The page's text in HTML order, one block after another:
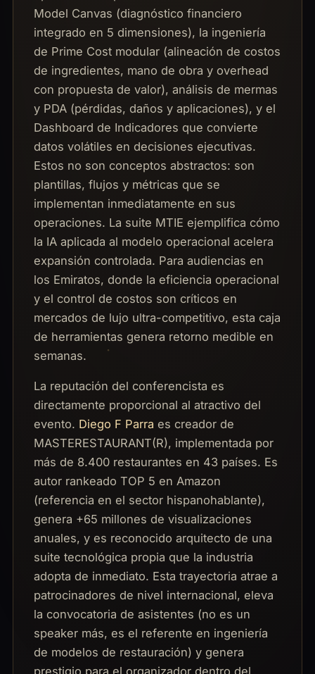
Model Canvas (diagnóstico financiero
integrado en 5 dimensiones), la ingeniería
de Prime Cost modular (alineación de costos
de ingredientes, mano de obra y overhead
con propuesta de valor), análisis de mermas
y PDA (pérdidas, daños y aplicaciones), y el
Dashboard de Indicadores que convierte
datos volátiles en decisiones ejecutivas.
Estos no son conceptos abstractos: son
plantillas, flujos y métricas que se
implementan inmediatamente en sus
operaciones. La suite MTIE ejemplifica cómo
la IA aplicada al modelo operacional acelera
expansión controlada. Para audiencias en
los Emiratos, donde la eficiencia operacional
y el control de costos son críticos en
mercados de lujo ultra-competitivo, esta caja
de herramientas genera retorno medible en
semanas.
La reputación del conferencista es
directamente proporcional al atractivo del
evento. Diego F Parra es creador de
MASTERESTAURANT(R), implementada por
más de 8.400 restaurantes en 43 países. Es
autor rankeado TOP 5 en Amazon
(referencia en el sector hispanohablante),
genera +65 millones de visualizaciones
anuales, y es reconocido arquitecto de una
suite tecnológica propia que la industria
adopta de inmediato. Esta trayectoria atrae a
patrocinadores de nivel internacional, eleva
la convocatoria de asistentes (no es un
speaker más, es el referente en ingeniería
de modelos de restauración) y genera
prestigio para el organizador dentro del